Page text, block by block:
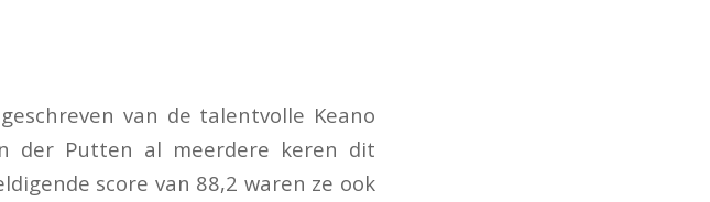
van de talentvolle Keano
der Putten al meerdere keren dit
score van 88,2 waren ze ook